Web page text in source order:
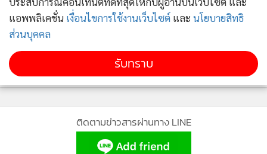
พรรคจากการเสนอแก้ไขประมวลกฎหมายอาญามาตรา 112
แม้ว่าพรรคก้าวไกล จะได้เตรียมแกนนำแถวสองหรือแถวสาม
โดยอาจให้ 'ศิริกัญญา ตันสกุล' เป็นหัวหน้าพรรคคนต่อไป แต่จะ
แน่ใจได้อย่างไรว่ากระแสจะแรงได้เท่ากับเมื่อครั้งมี 'พิธา'
จึงเหลือแค่ความสามารถของพรรคเพื่อไทยว่าจะทำอย่างไรเพื่อ
ให้สังคมไทยลืมเหตุการณ์ 'แกงส้มผลักรวม' เท่านั้น
ติดตามข่าวสารผ่านทาง LINE
แอพพลิเคชั่น เงื่อนไขการใช้งานเว็บไซต์ และ นโยบายสิทธิ
ส่วนบุคคล
รับทราบ